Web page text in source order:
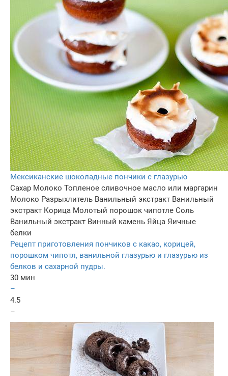
Мексиканские шоколадные пончики с глазурью
Сахар Молоко Топленое сливочное масло или маргарин
Молоко Разрыхлитель Ванильный экстракт Ванильный
экстракт Корица Молотый порошок чипотле Соль
Ванильный экстракт Винный камень Яйца Яичные
белки
Рецепт приготовления пончиков с какао, корицей,
порошком чипотл, ванильной глазурью и глазурью из
белков и сахарной пудры.
30 мин
–
4.5
–